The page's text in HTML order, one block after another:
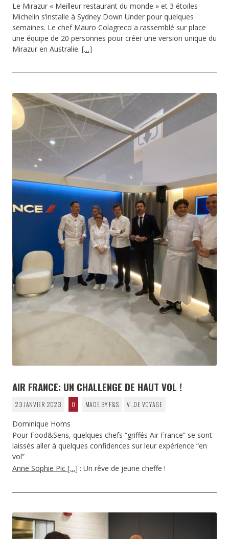
Le Mirazur « Meilleur restaurant du monde » et 3 étoiles
Michelin s’installe à Sydney Down Under pour quelques
semaines. Le chef Mauro Colagreco a rassemblé sur place
une équipe de 20 personnes pour créer une version unique du
Mirazur en Australie. […]
AIR FRANCE: UN CHALLENGE DE HAUT VOL !
23 JANVIER 2023 0 MADE BY F&S V…DE VOYAGE
Dominique Homs
Pour Food&Sens, quelques chefs “griffés Air France” se sont
laissés aller à quelques confidences sur leur expérience “en
vol”
Anne Sophie Pic […] : Un rêve de jeune cheffe !